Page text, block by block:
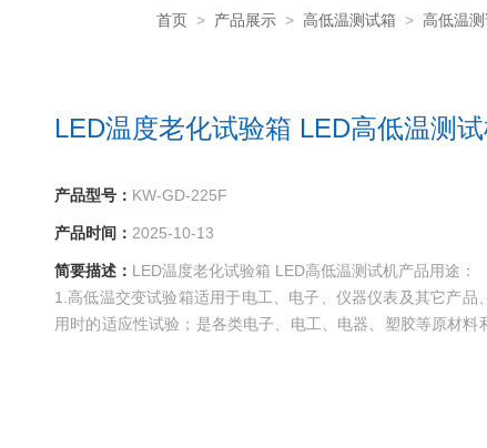
首页 > 产品展示 > 高低温测试箱 > 高低温
LED温度老化试验箱 LED高低温测
产品型号： KW-GD-225F
产品时间： 2025-10-13
简要描述： LED温度老化试验箱 LED高低温测试机产品用途：
1.高低温交变试验箱适用于电工、电子、仪器仪表及其它产
用时的适应性试验；是各类电子、电工、电器、塑胶等原材